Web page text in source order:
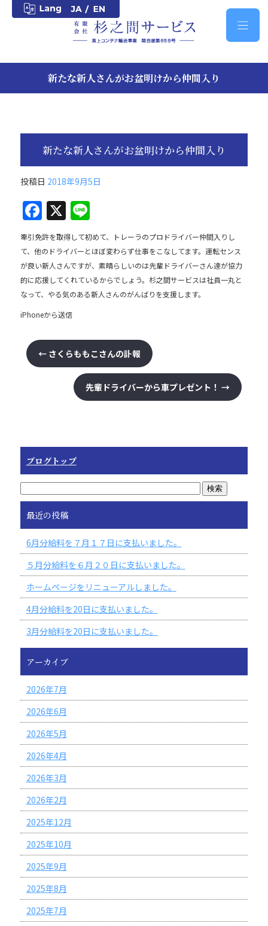
新たな新人さんがお盆明けから仲間入り
新たな新人さんがお盆明けから仲間入り
投稿日 2018年9月5日
F
a
c
e
b
o
o
k
X Li
n
e
牽引免許を取得して初めて、トレーラのプロドライバー仲間入りし
て、他のドライバーとほぼ変わらず仕事をこなしてます。運転センス
が良い新人さんですが、素晴らしいのは先輩ドライバーさん達が協力
的に応援してくれているからでしょう。杉之間サービスは社員一丸と
なって、やる気のある新人さんのがんばりを支援します。
iPhoneから送信
←さくらももこさんの訃報
先輩ドライバーから車プレゼント！→
ブログトップ
最近の投稿
6月分給料を７月１７日に支払いました。
５月分給料を６月２０日に支払いました。
ホームページをリニューアルしました。
4月分給料を20日に支払いました。
3月分給料を20日に支払いました。
アーカイブ
2026年7月
2026年6月
2026年5月
2026年4月
2026年3月
2026年2月
2025年12月
2025年10月
2025年9月
2025年8月
2025年7月